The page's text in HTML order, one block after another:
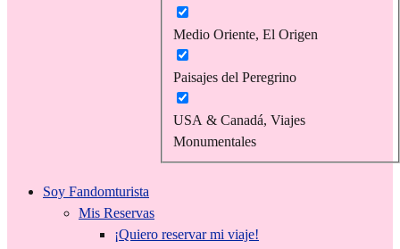
Medio Oriente, El Origen
Paisajes del Peregrino
USA & Canadá, Viajes
Monumentales
Soy Fandomturista
Mis Reservas
¡Quiero reservar mi viaje!